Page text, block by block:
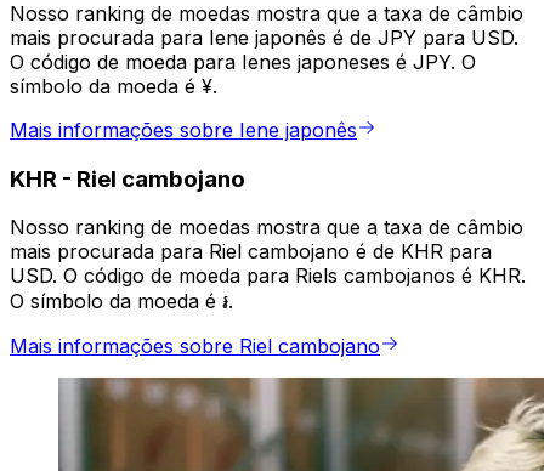
Nosso ranking de moedas mostra que a taxa de câmbio
mais procurada para Iene japonês é de JPY para USD.
O código de moeda para Ienes japoneses é JPY. O
símbolo da moeda é ¥.
Mais informações sobre Iene japonês
KHR - Riel cambojano
Nosso ranking de moedas mostra que a taxa de câmbio
mais procurada para Riel cambojano é de KHR para
USD. O código de moeda para Riels cambojanos é KHR.
O símbolo da moeda é ៛.
Mais informações sobre Riel cambojano